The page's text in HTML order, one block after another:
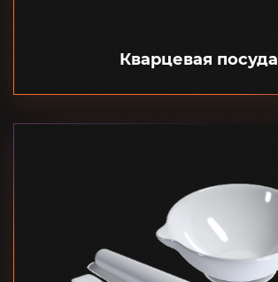
Кварцевая посуда